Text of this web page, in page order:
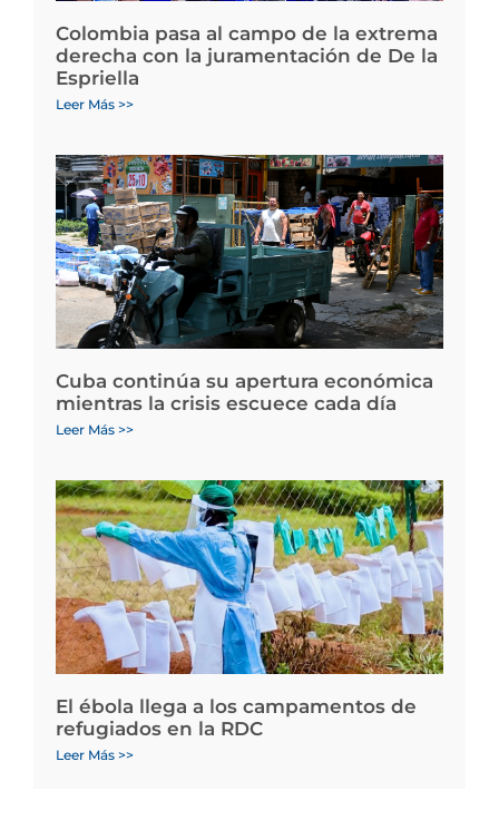
Colombia pasa al campo de la extrema
derecha con la juramentación de De la
Espriella
Leer Más >>
Cuba continúa su apertura económica
mientras la crisis escuece cada día
Leer Más >>
El ébola llega a los campamentos de
refugiados en la RDC
Leer Más >>